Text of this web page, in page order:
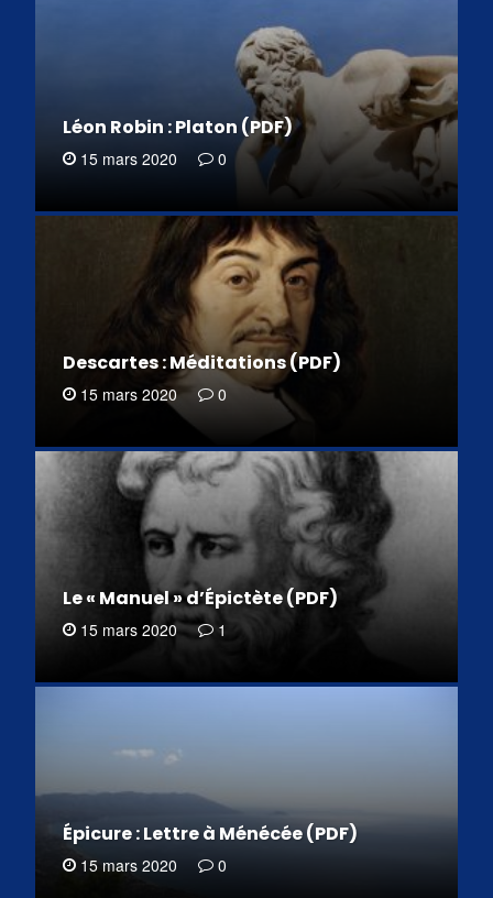
Léon Robin : Platon (PDF)
15 mars 2020 0
Descartes : Méditations (PDF)
15 mars 2020 0
Le « Manuel » d’Épictète (PDF)
15 mars 2020 1
Épicure : Lettre à Ménécée (PDF)
15 mars 2020 0